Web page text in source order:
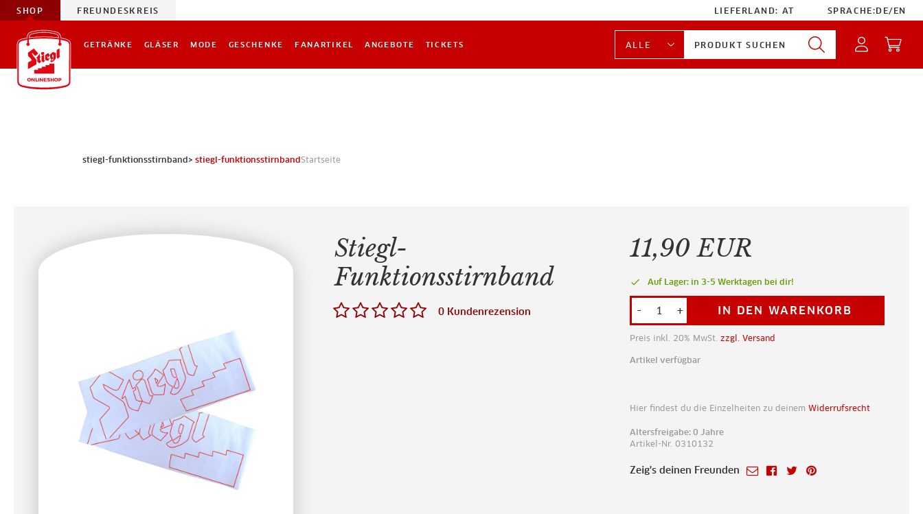
SHOP FREUNDESKREIS LIEFERLAND: AT SPRACHE:DE/EN
GETRÄNKE GLÄSER MODE GESCHENKE FANARTIKEL ANGEBOTE TICKETS
stiegl-funktionsstirnband> stiegl-funktionsstirnbandStartseite
Stiegl-
Funktionsstirnband
0 Kundenrezension
11,90 EUR
done Auf Lager: in 3-5 Werktagen bei dir!
- + IN DEN WARENKORB
Preis inkl. 20% MwSt.zzgl. Versand
Artikel verfügbar
Hier findest du die Einzelheiten zu deinemWiderrufsrecht
Altersfreigabe: 0 Jahre
Artikel-Nr. 0310132
Zeig's deinen Freunden